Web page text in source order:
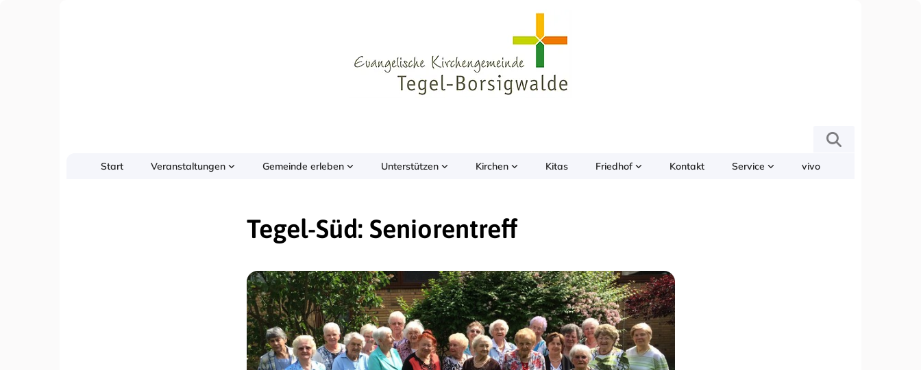
Start Veranstaltungen Gemeinde erleben Unterstützen Kirchen Kitas Friedhof Kontakt Service vivo
Tegel-Süd: Seniorentreff